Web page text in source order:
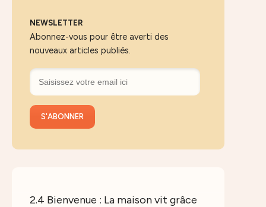
NEWSLETTER
Abonnez-vous pour être averti des
nouveaux articles publiés.
2.4 Bienvenue : La maison vit grâce